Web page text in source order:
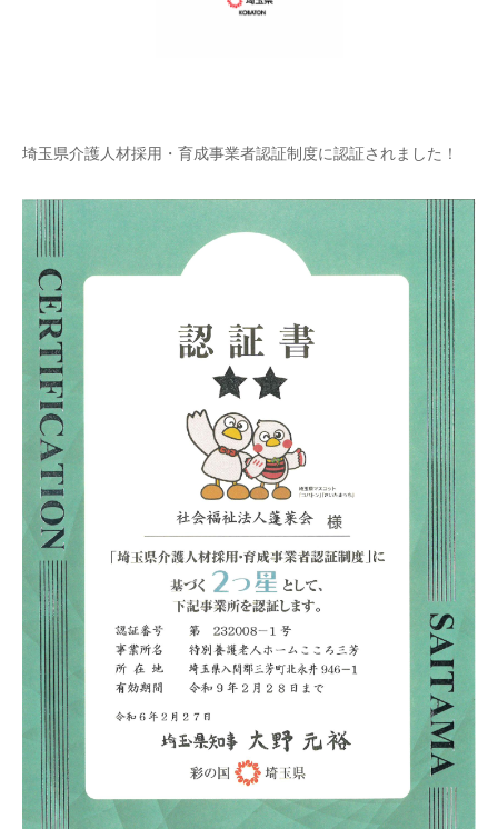
埼玉県介護人材採用・育成事業者認証制度に認証されました！